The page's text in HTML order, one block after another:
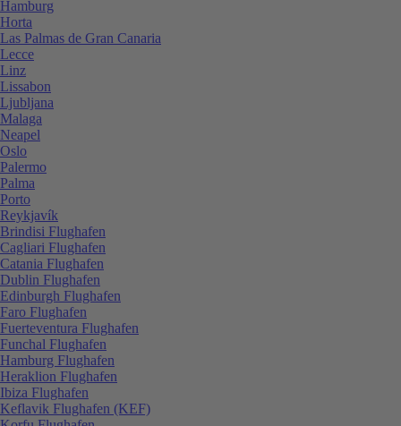
Hamburg
Horta
Las Palmas de Gran Canaria
Lecce
Linz
Lissabon
Ljubljana
Malaga
Neapel
Oslo
Palermo
Palma
Porto
Reykjavík
Brindisi Flughafen
Cagliari Flughafen
Catania Flughafen
Dublin Flughafen
Edinburgh Flughafen
Faro Flughafen
Fuerteventura Flughafen
Funchal Flughafen
Hamburg Flughafen
Heraklion Flughafen
Ibiza Flughafen
Keflavik Flughafen (KEF)